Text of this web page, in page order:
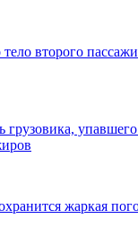
второго
грузовика,
жаркая